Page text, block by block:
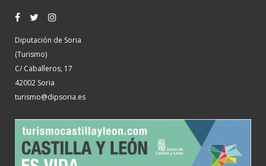
Diputación de Soria
(Turismo)
C/ Caballeros, 17
42002 Soria
turismo@dipsoria.es